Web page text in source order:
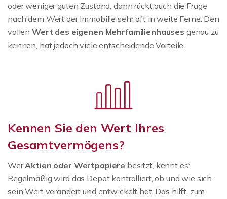
oder weniger guten Zustand, dann rückt auch die Frage
nach dem Wert der Immobilie sehr oft in weite Ferne. Den
vollen Wert des eigenen Mehrfamilienhauses genau zu
kennen, hat jedoch viele entscheidende Vorteile.
Kennen Sie den Wert Ihres
Gesamtvermögens?
WerAktien oder Wertpapiere besitzt, kennt es:
Regelmäßig wird das Depot kontrolliert, ob und wie sich
sein Wert verändert und entwickelt hat. Das hilft, zum